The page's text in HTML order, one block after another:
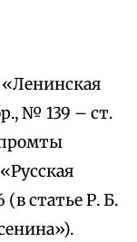
«Ленинская
№ 139 – ст.
(в статье Р. Б.